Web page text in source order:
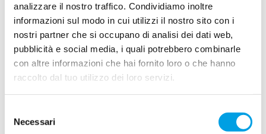
analizzare il nostro traffico. Condividiamo inoltre
informazioni sul modo in cui utilizzi il nostro sito con i
nostri partner che si occupano di analisi dei dati web,
pubblicità e social media, i quali potrebbero combinarle
con altre informazioni che hai fornito loro o che hanno
raccolto dal tuo utilizzo dei loro servizi.
delNecessari
Polygon Italia entra in ASSIMP:
un passo in più verso la
sicurezza e la qualità delle
coperture
22/05/2026